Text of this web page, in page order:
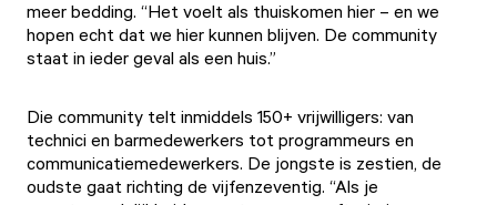
meer bedding. “Het voelt als thuiskomen hier – en we
hopen echt dat we hier kunnen blijven. De community
staat in ieder geval als een huis.”
Die community telt inmiddels 150+ vrijwilligers: van
technici en barmedewerkers tot programmeurs en
communicatiemedewerkers. De jongste is zestien, de
oudste gaat richting de vijfenzeventig. “Als je